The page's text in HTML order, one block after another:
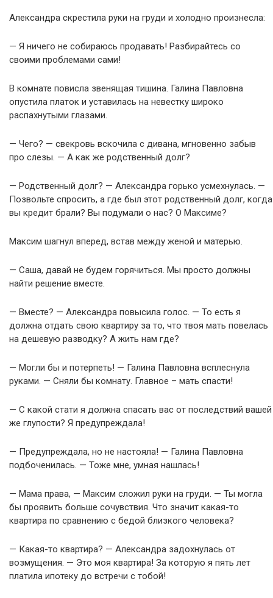
Александра скрестила руки на груди и холодно произнесла:
— Я ничего не собираюсь продавать! Разбирайтесь со
своими проблемами сами!
В комнате повисла звенящая тишина. Галина Павловна
опустила платок и уставилась на невестку широко
распахнутыми глазами.
— Чего? — свекровь вскочила с дивана, мгновенно забыв
про слезы. — А как же родственный долг?
— Родственный долг? — Александра горько усмехнулась. —
Позвольте спросить, а где был этот родственный долг, когда
вы кредит брали? Вы подумали о нас? О Максиме?
Максим шагнул вперед, встав между женой и матерью.
— Саша, давай не будем горячиться. Мы просто должны
найти решение вместе.
— Вместе? — Александра повысила голос. — То есть я
должна отдать свою квартиру за то, что твоя мать повелась
на дешевую разводку? А жить нам где?
— Могли бы и потерпеть! — Галина Павловна всплеснула
руками. — Сняли бы комнату. Главное – мать спасти!
— С какой стати я должна спасать вас от последствий вашей
же глупости? Я предупреждала!
— Предупреждала, но не настояла! — Галина Павловна
подбоченилась. — Тоже мне, умная нашлась!
— Мама права, — Максим сложил руки на груди. — Ты могла
бы проявить больше сочувствия. Что значит какая-то
квартира по сравнению с бедой близкого человека?
— Какая-то квартира? — Александра задохнулась от
возмущения. — Это моя квартира! За которую я пять лет
платила ипотеку до встречи с тобой!